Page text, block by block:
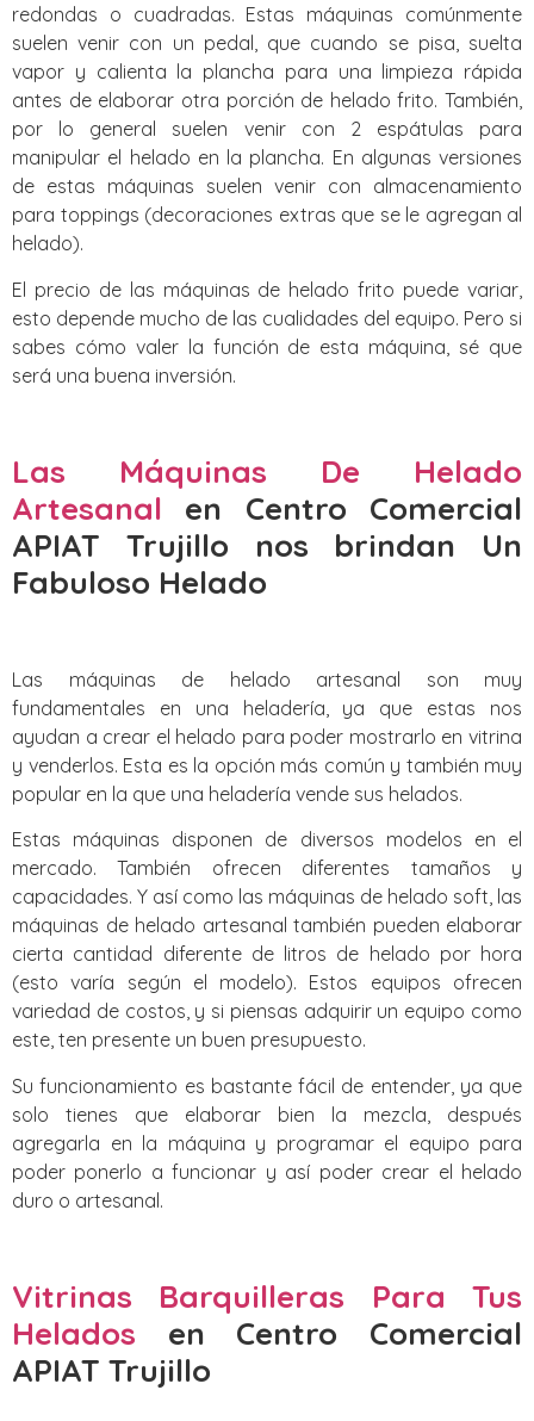
redondas o cuadradas. Estas máquinas comúnmente
suelen venir con un pedal, que cuando se pisa, suelta
vapor y calienta la plancha para una limpieza rápida
antes de elaborar otra porción de helado frito. También,
por lo general suelen venir con 2 espátulas para
manipular el helado en la plancha. En algunas versiones
de estas máquinas suelen venir con almacenamiento
para toppings (decoraciones extras que se le agregan al
helado).
El precio de las máquinas de helado frito puede variar,
esto depende mucho de las cualidades del equipo. Pero si
sabes cómo valer la función de esta máquina, sé que
será una buena inversión.
Las Máquinas De Helado
Artesanal en Centro Comercial
APIAT Trujillo nos brindan Un
Fabuloso Helado
Las máquinas de helado artesanal son muy
fundamentales en una heladería, ya que estas nos
ayudan a crear el helado para poder mostrarlo en vitrina
y venderlos. Esta es la opción más común y también muy
popular en la que una heladería vende sus helados.
Estas máquinas disponen de diversos modelos en el
mercado. También ofrecen diferentes tamaños y
capacidades. Y así como las máquinas de helado soft, las
máquinas de helado artesanal también pueden elaborar
cierta cantidad diferente de litros de helado por hora
(esto varía según el modelo). Estos equipos ofrecen
variedad de costos, y si piensas adquirir un equipo como
este, ten presente un buen presupuesto.
Su funcionamiento es bastante fácil de entender, ya que
solo tienes que elaborar bien la mezcla, después
agregarla en la máquina y programar el equipo para
poder ponerlo a funcionar y así poder crear el helado
duro o artesanal.
Vitrinas Barquilleras Para Tus
Helados en Centro Comercial
APIAT Trujillo